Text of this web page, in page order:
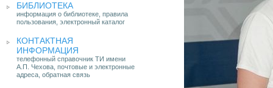
БИБЛИОТЕКА
информация о библиотеке, правила
пользования, электронный каталог
КОНТАКТНАЯ
ИНФОРМАЦИЯ
телефонный справочник ТИ имени
А.П. Чехова, почтовые и электронные
адреса, обратная связь